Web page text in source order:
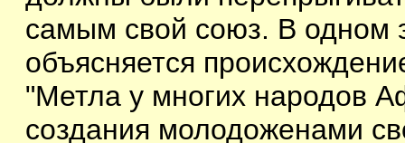
самым свой союз. В одном
объясняется
"Метла у многих народов
создания молодоженами